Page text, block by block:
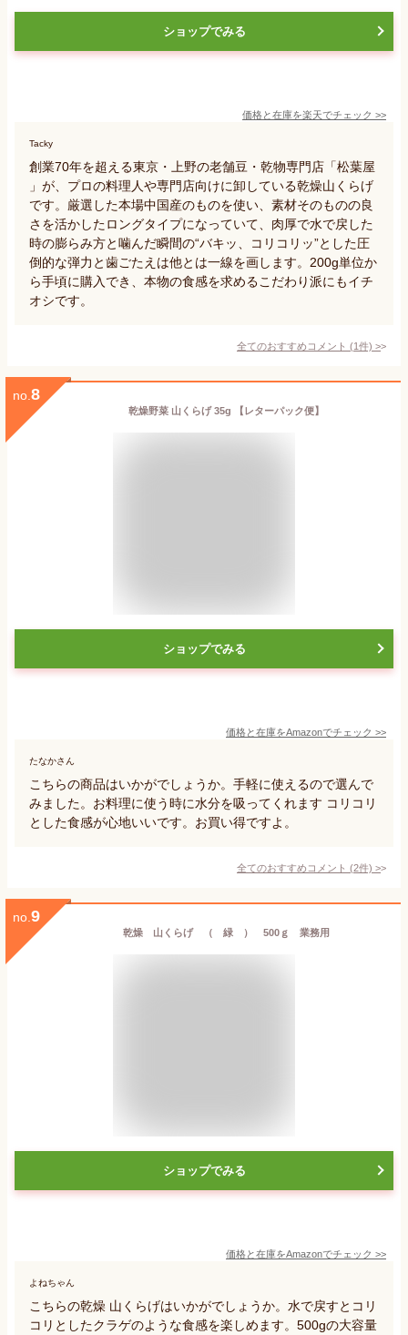
ショップでみる
価格と在庫を楽天でチェック >>
Tacky
創業70年を超える東京・上野の老舗豆・乾物専門店「松葉屋
」が、プロの料理人や専門店向けに卸している乾燥山くらげ
です。厳選した本場中国産のものを使い、素材そのものの良
さを活かしたロングタイプになっていて、肉厚で水で戻した
時の膨らみ方と噛んだ瞬間の“バキッ、コリコリッ”とした圧
倒的な弾力と歯ごたえは他とは一線を画します。200g単位か
ら手頃に購入でき、本物の食感を求めるこだわり派にもイチ
オシです。
全てのおすすめコメント (1件) >
no. 8
乾燥野菜 山くらげ 35g 【レターパック便】
ショップでみる
価格と在庫をAmazonでチェック >>
たなかさん
こちらの商品はいかがでしょうか。手軽に使えるので選んで
みました。お料理に使う時に水分を吸ってくれます コリコリ
とした食感が心地いいです。お買い得ですよ。
全てのおすすめコメント (2件) >
no. 9
乾燥 山くらげ （ 緑 ） 500ｇ 業務用
ショップでみる
価格と在庫をAmazonでチェック >>
よねちゃん
こちらの乾燥 山くらげはいかがでしょうか。水で戻すとコリ
コリとしたクラゲのような食感を楽しめます。500gの大容量